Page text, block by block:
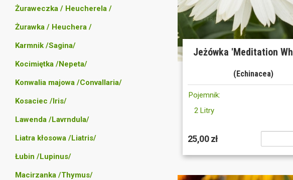
Żuraweczka / Heucherela /
Żurawka / Heuchera /
Karmnik /Sagina/
Kocimiętka /Nepeta/
Konwalia majowa /Convallaria/
Kosaciec /Iris/
Lawenda /Lavrndula/
Liatra kłosowa /Liatris/
Łubin /Lupinus/
Macirzanka /Thymus/
Jeżówka 'Meditation
(Echinacea)
Pojemnik:
2 Litry
25,00 zł